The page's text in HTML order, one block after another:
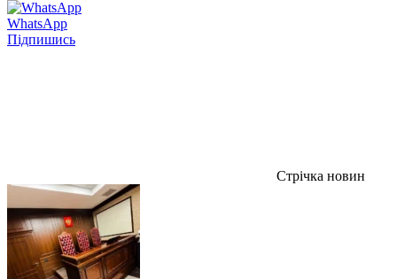
WhatsApp
Підпишись
Стрічка новин